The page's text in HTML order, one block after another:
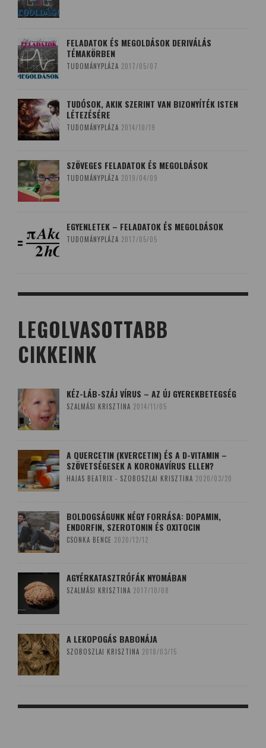
FELADATOK ÉS MEGOLDÁSOK DERIVÁLÁS
TÉMAKÖRBEN
TUDOMÁNYPLÁZA 2017/05/07
TUDÓSOK, AKIK SZERINT VAN BIZONYÍTÉK ISTEN
LÉTEZÉSÉRE
TUDOMÁNYPLÁZA 2014/10/19
SZÖVEGES FELADATOK ÉS MEGOLDÁSOK
TUDOMÁNYPLÁZA 2019/04/09
EGYENLETEK – FELADATOK ÉS MEGOLDÁSOK
TUDOMÁNYPLÁZA 2017/05/05
LEGOLVASOTTABB
CIKKEINK
KÉZ-LÁB-SZÁJ VÍRUS – AZ ÚJ GYEREKBETEGSÉG
SZALMÁSI KRISZTINA 2014/11/05
A QUERCETIN (KVERCETIN) ÉS A D-VITAMIN –
SZÖVETSÉGESEK A KORONAVÍRUS ELLEN?
HAJAS BEATRIX - SZOBOSZLAI KRISZTINA 2020/03/20
BOLDOGSÁGUNK NÉGY FORRÁSA: DOPAMIN,
ENDORFIN, SZEROTONIN ÉS OXITOCIN
CSONKA BENCE 2020/12/12
AGYÉRKATASZTRÓFÁK NYOMÁBAN
SZALMÁSI KRISZTINA 2017/10/08
A LEKOPOGÁS BABONÁJA
SZOBOSZLAI KRISZTINA 2018/03/15